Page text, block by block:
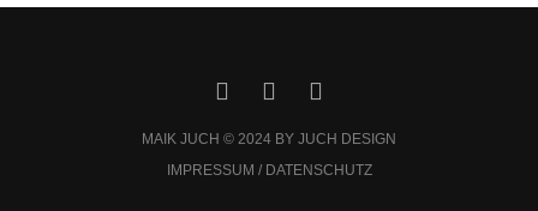
MAIK JUCH © 2024 BY JUCH DESIGN
IMPRESSUM / DATENSCHUTZ